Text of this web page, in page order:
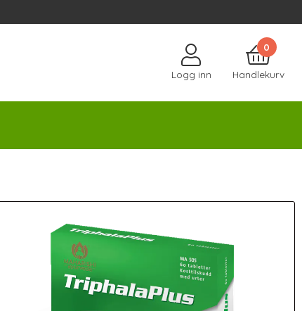
Logg inn
0
Handlekurv